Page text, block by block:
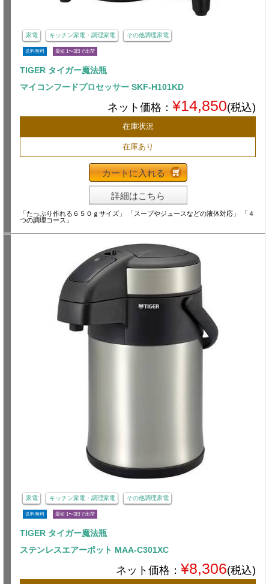
家電 キッチン家電・調理家電 その他調理家電
送料無料 最短 1〜3日で出荷
TIGER タイガー魔法瓶
マイコンフードプロセッサー SKF-H101KD
ネット価格： ¥14,850(税込)
在庫状況
在庫あり
カートに入れる
詳細はこちら
「たっぷり作れる６５０ｇサイズ」 「スープやジュースなどの液体対応」 「４
つの調理コース」
家電 キッチン家電・調理家電 その他調理家電
送料無料 最短 1〜3日で出荷
TIGER タイガー魔法瓶
ステンレスエアーポット MAA-C301XC
ネット価格： ¥8,306(税込)